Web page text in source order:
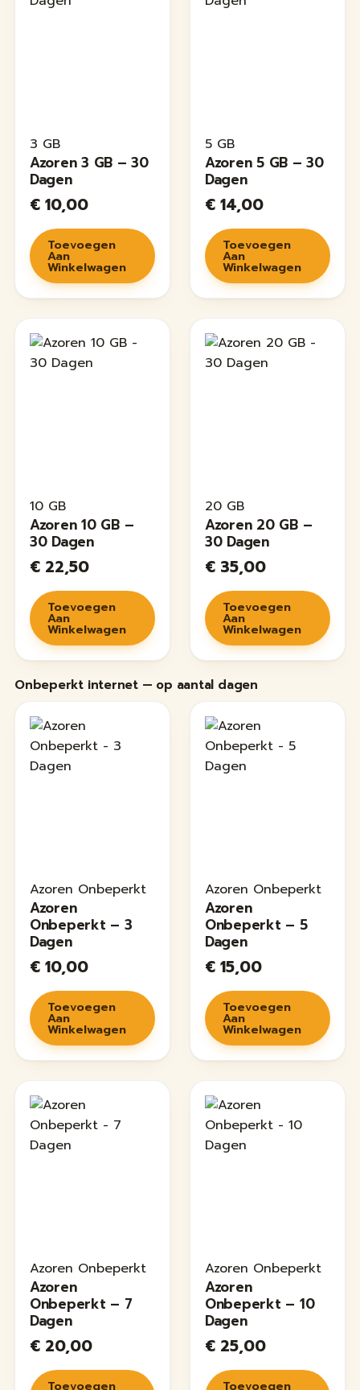
3 GB
Azoren 3 GB – 30
Dagen
€ 10,00
Toevoegen
Aan
Winkelwagen
5 GB
Azoren 5 GB – 30
Dagen
€ 14,00
Toevoegen
Aan
Winkelwagen
10 GB
Azoren 10 GB –
30 Dagen
€ 22,50
Toevoegen
Aan
Winkelwagen
20 GB
Azoren 20 GB –
30 Dagen
€ 35,00
Toevoegen
Aan
Winkelwagen
Onbeperkt internet — op aantal dagen
Azoren Onbeperkt
Azoren
Onbeperkt – 3
Dagen
€ 10,00
Toevoegen
Aan
Winkelwagen
Azoren Onbeperkt
Azoren
Onbeperkt – 5
Dagen
€ 15,00
Toevoegen
Aan
Winkelwagen
Azoren Onbeperkt
Azoren
Onbeperkt – 7
Dagen
€ 20,00
Toevoegen
Azoren Onbeperkt
Azoren
Onbeperkt – 10
Dagen
€ 25,00
Toevoegen